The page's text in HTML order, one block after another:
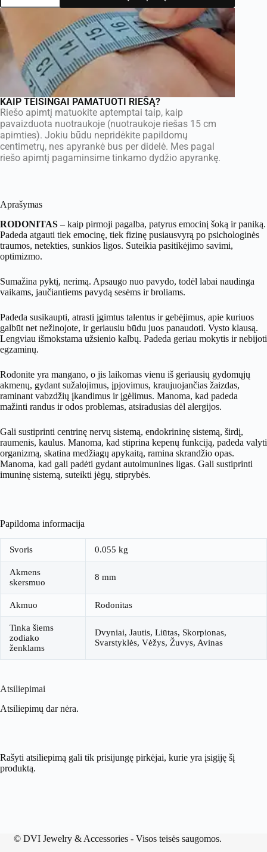
KAIP TEISINGAI PAMATUOTI RIEŠĄ?
Riešo apimtį matuokite aptemptai taip, kaip
pavaizduota nuotraukoje (nuotraukoje riešas 15 cm
apimties). Jokiu būdu nepridėkite papildomų
centimetrų, nes apyrankė bus per didelė. Mes pagal
riešo apimtį pagaminsime tinkamo dydžio apyrankę.
Aprašymas
RODONITAS – kaip pirmoji pagalba, patyrus emocinį šoką ir paniką.
Padeda atgauti tiek emocinę, tiek fizinę pusiausvyrą po psichologinės
traumos, netekties, sunkios ligos. Suteikia pasitikėjimo savimi,
optimizmo.
Sumažina pyktį, nerimą. Apsaugo nuo pavydo, todėl labai naudinga
vaikams, jaučiantiems pavydą sesėms ir broliams.
Padeda susikaupti, atrasti įgimtus talentus ir gebėjimus, apie kuriuos
galbūt net nežinojote, ir geriausiu būdu juos panaudoti. Vysto klausą.
Lengviau išmokstama užsienio kalbų. Padeda geriau mokytis ir nebijoti
egzaminų.
Rodonite yra mangano, o jis laikomas vienu iš geriausių gydomųjų
akmenų, gydant sužalojimus, įpjovimus, kraujuojančias žaizdas,
raminant vabzdžių įkandimus ir įgėlimus. Manoma, kad padeda
mažinti randus ir odos problemas, atsiradusias dėl alergijos.
Gali sustiprinti centrinę nervų sistemą, endokrininę sistemą, širdį,
raumenis, kaulus. Manoma, kad stiprina kepenų funkciją, padeda valyti
organizmą, skatina medžiagų apykaitą, ramina skrandžio opas.
Manoma, kad gali padėti gydant autoimunines ligas. Gali sustiprinti
imuninę sistemą, suteikti jėgų, stiprybės.
Papildoma informacija
Svoris 0.055 kg
Akmens
skersmuo
8 mm
Akmuo Rodonitas
Tinka šiems
zodiako
ženklams
Dvyniai, Jautis, Liūtas, Skorpionas,
Svarstyklės, Vėžys, Žuvys, Avinas
Atsiliepimai
Atsiliepimų dar nėra.
Rašyti atsiliepimą gali tik prisijungę pirkėjai, kurie yra įsigiję šį
produktą.
© DVI Jewelry & Accessories- Visos teisės saugomos.